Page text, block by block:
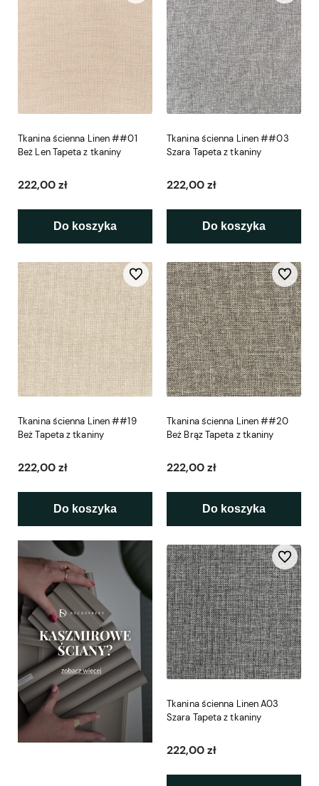
Tkanina ścienna Linen ##01
Beż Len Tapeta z tkaniny
222,00 zł
Do koszyka
Tkanina ścienna Linen ##03
Szara Tapeta z tkaniny
222,00 zł
Do koszyka
Tkanina ścienna Linen ##19
Beż Tapeta z tkaniny
222,00 zł
Do koszyka
Do ulubionych
Tkanina ścienna Linen ##20
Beż Brąz Tapeta z tkaniny
222,00 zł
Do koszyka
Do
Tkanina ścienna Linen A03
Szara Tapeta z tkaniny
222,00 zł
Do